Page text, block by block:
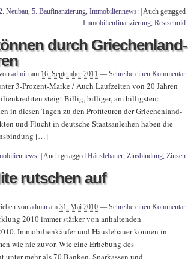
Neubau, 5. Baufinanzierung, Immobiliennews: Auch getagged
Immobilienfinanzierung, Restschuld
durch Griechenland-
admin am 16. September 2011 — Schreibe einen Kommentar
3-Prozent-Marke / Auch Laufzeiten von 20 Jahren
steigt Billig, billiger, am billigsten:
in diesen Tagen zu den Profiteuren der Griechenland-
und Flucht in deutsche Staatsanleihen haben die
[…]
Auch getagged Häuslebauer, Zinsbindung, Zinsen
rutschen auf
von admin am 31. Mai 2010 — Schreibe einen Kommentar
2010 immer stärker von anhaltenden
Immobilienkäufer und Häuslebauer können in
wie nie zuvor. Wie eine Erhebung des
mehr als 70 Banken, Sparkassen und